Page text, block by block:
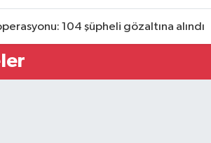
104 şüpheli gözaltına alındı